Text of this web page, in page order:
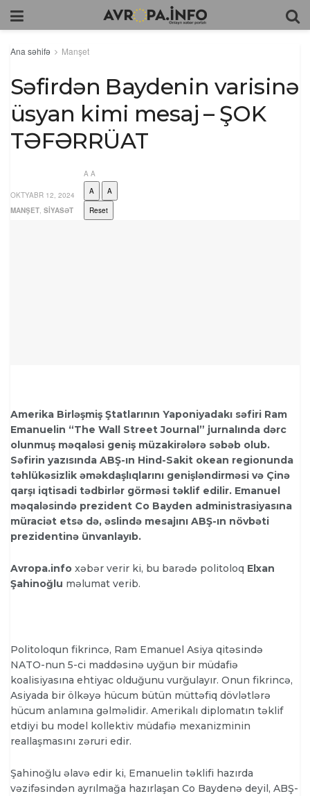
Ana səhifə Manşet
Səfirdən Baydenin varisinə
üsyan kimi mesaj – ŞOK
TƏFƏRRÜAT
OKTYABR 12, 2024
MANŞET, SIYASƏT
A A
A
A
Reset
Amerika Birləşmiş Ştatlarının Yaponiyadakı səfiri Ram
Emanuelin “The Wall Street Journal” jurnalında dərc
olunmuş məqaləsi geniş müzakirələrə səbəb olub.
Səfirin yazısında ABŞ-ın Hind-Sakit okean regionunda
təhlükəsizlik əməkdaşlıqlarını genişləndirməsi və Çinə
qarşı iqtisadi tədbirlər görməsi təklif edilir. Emanuel
məqaləsində prezident Co Bayden administrasiyasına
müraciət etsə də, əslində mesajını ABŞ-ın növbəti
prezidentinə ünvanlayıb.
Avropa.info xəbər verir ki, bu barədə politoloq Elxan
Şahinoğlu məlumat verib.
Politoloqun fikrincə, Ram Emanuel Asiya qitəsində
NATO-nun 5-ci maddəsinə uyğun bir müdafiə
koalisiyasına ehtiyac olduğunu vurğulayır. Onun fikrincə,
Asiyada bir ölkəyə hücum bütün müttəfiq dövlətlərə
hücum anlamına gəlməlidir. Amerikalı diplomatın təklif
etdiyi bu model kollektiv müdafiə mexanizminin
reallaşmasını zəruri edir.
Şahinoğlu əlavə edir ki, Emanuelin təklifi hazırda
vəzifəsindən ayrılmağa hazırlaşan Co Baydenə deyil, ABŞ-